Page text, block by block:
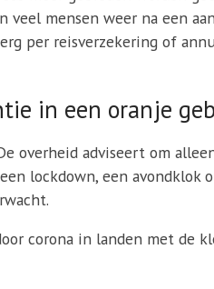
mensen weer na een
per reisverzekering of
in een oranje
overheid adviseert om
lockdown, een
corona in landen met de